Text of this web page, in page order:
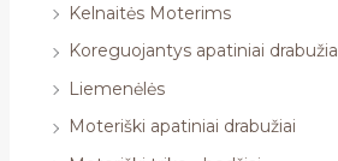
Kelnaitės Moterims
Koreguojantys apatiniai
Liemenėlės
Moteriški apatiniai drabužiai